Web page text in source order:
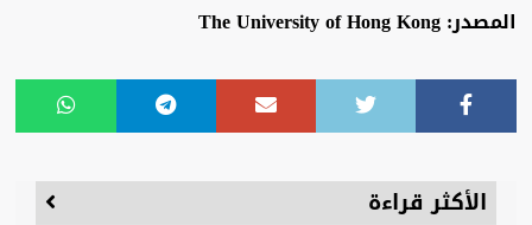
المصدر: The University of Hong Kong
الأكثر قراءة